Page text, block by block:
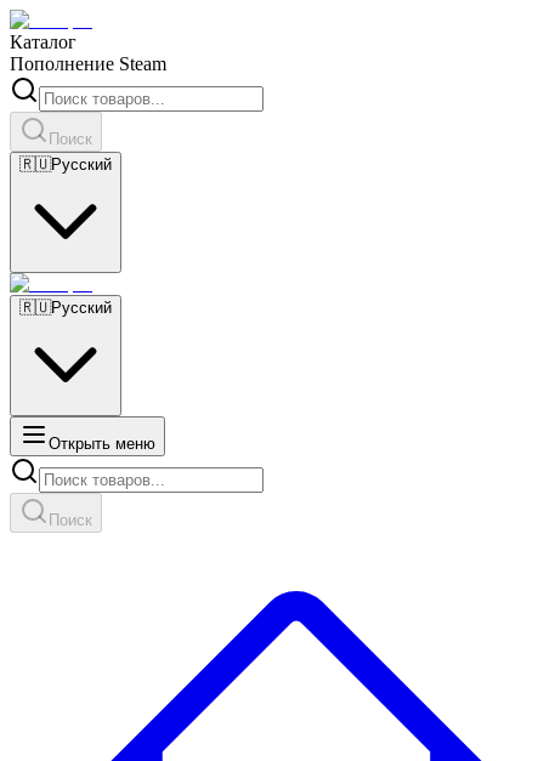
Каталог
Пополнение Steam
Поиск
🇷🇺Русский
🇷🇺Русский
Открыть меню
Поиск